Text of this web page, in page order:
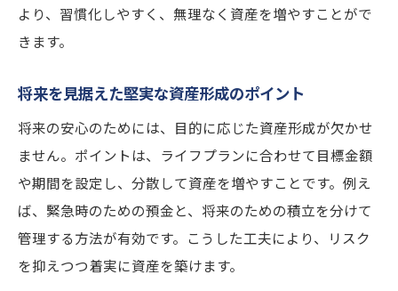
より、習慣化しやすく、無理なく資産を増やすことがで
きます。
将来を見据えた堅実な資産形成のポイント
将来の安心のためには、目的に応じた資産形成が欠かせ
ません。ポイントは、ライフプランに合わせて目標金額
や期間を設定し、分散して資産を増やすことです。例え
ば、緊急時のための預金と、将来のための積立を分けて
管理する方法が有効です。こうした工夫により、リスク
を抑えつつ着実に資産を築けます。